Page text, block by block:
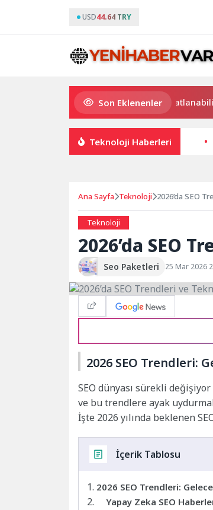
USD44.64 TRY
Son Eklenenler
Dünyanın en ince ve en güçlü katlanabilir
Teknoloji Haberleri
Ana Sayfa Teknoloji 2026’da SEO
Teknoloji
2026’da SEO
Seo Paketleri 25 Mar 2026
2026 SEO Trendleri:
SEO dünyası sürekli
ve bu trendlere ayak
İşte 2026 yılında beklenen
İçerik Tablosu
2026 SEO Trendleri:
Yapay Zeka SEO